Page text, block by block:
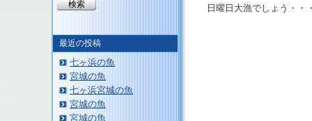
日曜日大漁でしょう・・
最近の投稿
七ヶ浜の魚
宮城の魚
七ヶ浜宮城の魚
宮城の魚
宮城の魚